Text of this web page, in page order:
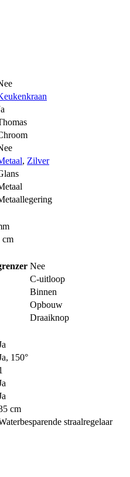
, Zilver
cm
Nee
C-uitloop
Binnen
Opbouw
Draaiknop
150°
cm
straalregelaar